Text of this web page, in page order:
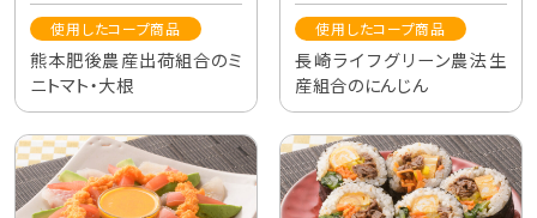
使用したコープ商品
熊本肥後農産出荷組合のミ
ニトマト・大根
使用したコープ商品
長崎ライフグリーン農法生
産組合のにんじん